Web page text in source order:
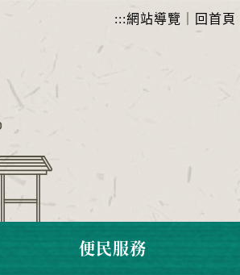
:::網站導覽 回首頁
便民服務